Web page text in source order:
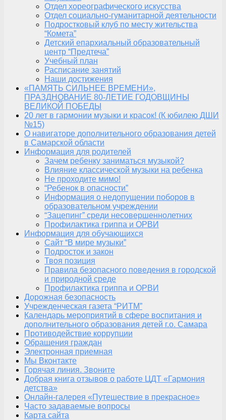
Отдел хореографического искусства
Отдел социально-гуманитарной деятельности
Подростковый клуб по месту жительства
“Комета”
Детский епархиальный образовательный
центр “Предтеча”
Учебный план
Расписание занятий
Наши достижения
«ПАМЯТЬ СИЛЬНЕЕ ВРЕМЕНИ»,
ПРАЗДНОВАНИЕ 80-ЛЕТИЕ ГОДОВЩИНЫ
ВЕЛИКОЙ ПОБЕДЫ
20 лет в гармонии музыки и красок! (К юбилею ДШИ
№15)
О навигаторе дополнительного образования детей
в Самарской области
Информация для родителей
Зачем ребенку заниматься музыкой?
Влияние классической музыки на ребенка
Не проходите мимо!
“Ребенок в опасности”
Информация о недопущении поборов в
образовательном учреждении
“Зацепинг” среди несовершеннолетних
Профилактика гриппа и ОРВИ
Информация для обучающихся
Сайт “В мире музыки”
Подросток и закон
Твоя позиция
Правила безопасного поведения в городской
и природной среде
Профилактика гриппа и ОРВИ
Дорожная безопасность
Учрежденческая газета “РИТМ”
Календарь мероприятий в сфере воспитания и
дополнительного образования детей г.о. Самара
Противодействие коррупции
Обращения граждан
Электронная приемная
Мы Вконтакте
Горячая линия. Звоните
Добрая книга отзывов о работе ЦДТ «Гармония
детства»
Онлайн-галерея «Путешествие в прекрасное»
Часто задаваемые вопросы
Карта сайта